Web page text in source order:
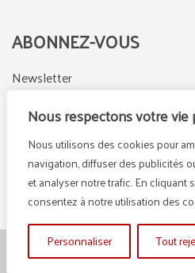
Nous respectons votre vie
Nous utilisons des cookies pour
navigation, diffuser des publicités
et analyser notre trafic. En cliquant
consentez à notre utilisation des
Personnaliser
Tout
ABONNEZ-VOUS
Newsletter
LinkedIn
Instagram
© {2025}